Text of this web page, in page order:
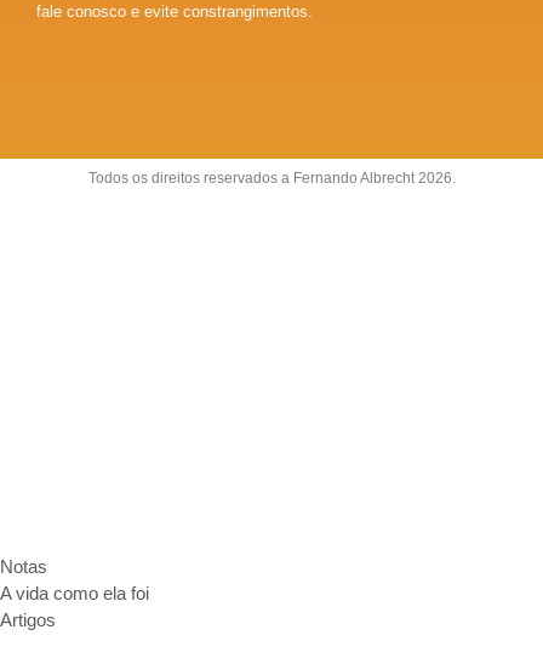
fale conosco e evite constrangimentos.
Todos os direitos reservados a Fernando Albrecht 2026.
Notas
A vida como ela foi
Artigos